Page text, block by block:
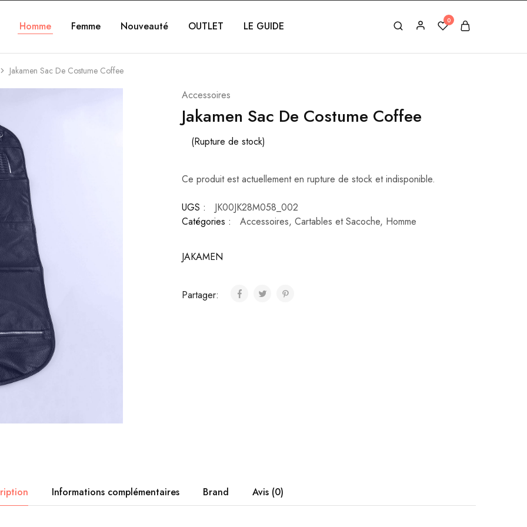
Homme Femme Nouveauté OUTLET LE GUIDE 0
Jakamen Sac De Costume Coffee
Accessoires
Jakamen Sac De Costume Coffee
(Rupture de stock)
Ce produit est actuellement en rupture de stock et indisponible.
UGS :
JK00JK28M058_002
Catégories :
Accessoires, Cartables et Sacoche, Homme
JAKAMEN
Partager:
Informations complémentaires Brand Avis (0)